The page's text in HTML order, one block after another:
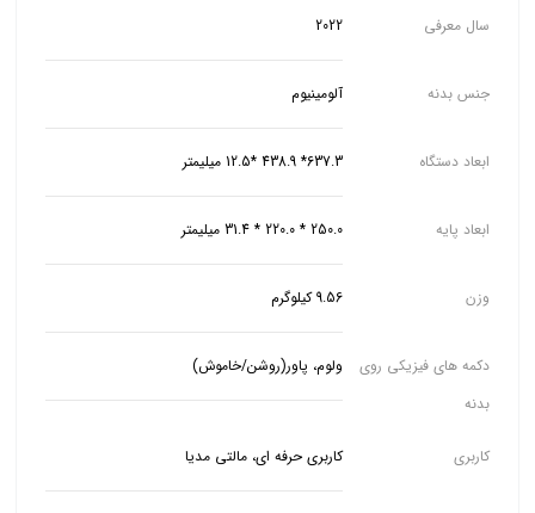
سال معرفی 2022
جنس بدنه آلومینیوم
ابعاد دستگاه 637.3* 438.9 *12.5 میلیمتر
ابعاد پایه 250.0 * 220.0 * 31.4 میلیمتر
وزن 9.56 کیلوگرم
دکمه های فیزیکی روی
بدنه
ولوم، پاور(روشن/خاموش)
کاربری کاربری حرفه ای، مالتی مدیا